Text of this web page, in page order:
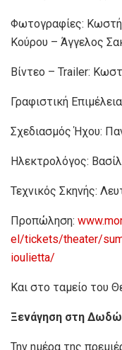
Φωτογραφίες:
Κούρου – Άγγελος
Βίντεο – Trailer:
Γραφιστική
Σχεδιασμός Ήχου:
Ηλεκτρολόγος:
Τεχνικός Σκηνής:
Προπώληση:
el/tickets/theater/
ioulietta/
Και στο ταμείο του
Ξενάγηση στη
Την ημέρα της